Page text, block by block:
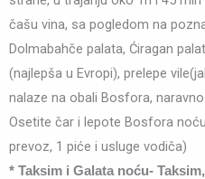
čašu vina, sa pogledom na
Dolmabahče palata, Ćiragan
(najlepša u Evropi), prelepe
nalaze na obali Bosfora,
Osetite čar i lepote Bosfora noću
prevoz, 1 piće i usluge vodiča)
* Taksim i Galata noću-